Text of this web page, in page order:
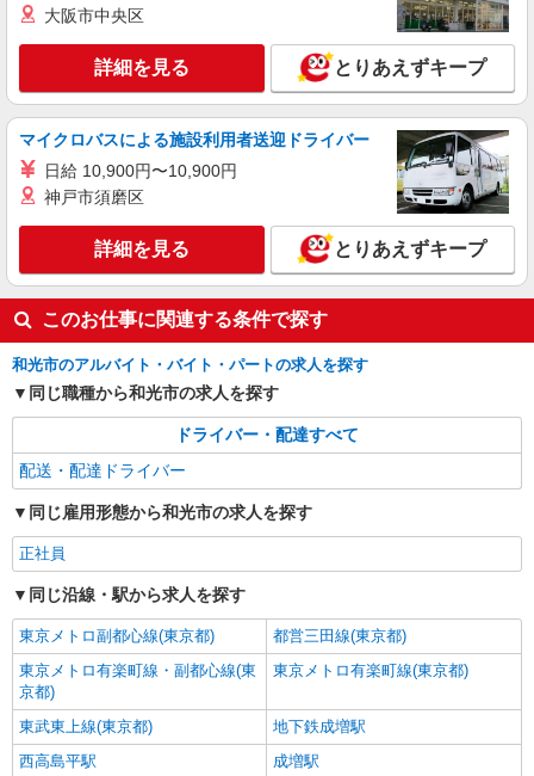
大阪市中央区
詳細を見る とりあえずキープ
マイクロバスによる施設利用者送迎ドライバー
日給 10,900円〜10,900円
神戸市須磨区
詳細を見る とりあえずキープ
このお仕事に関連する条件で探す
和光市のアルバイト・バイト・パートの求人を探す
同じ職種から和光市の求人を探す
ドライバー・配達すべて
配送・配達ドライバー
同じ雇用形態から和光市の求人を探す
正社員
同じ沿線・駅から求人を探す
東京メトロ副都心線(東京都)
都営三田線(東京都)
東京メトロ有楽町線・副都心線(東
京都)
東京メトロ有楽町線(東京都)
東武東上線(東京都)
地下鉄成増駅
西高島平駅
成増駅